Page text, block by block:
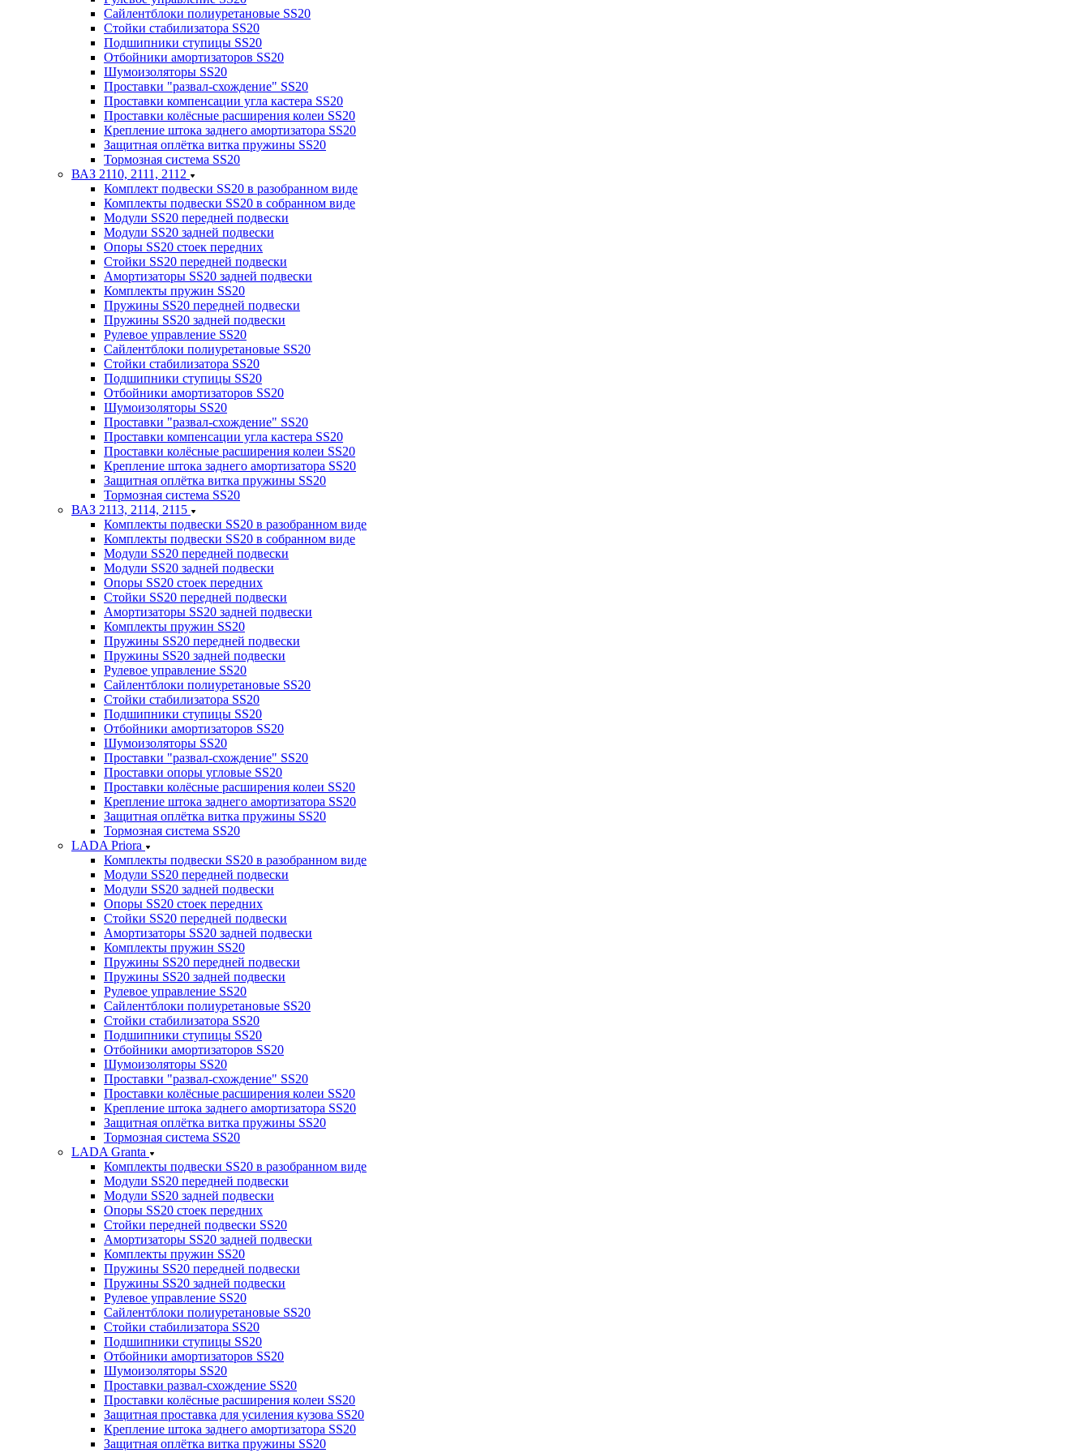
Сайлентблоки полиуретановые SS20
Стойки стабилизатора SS20
Подшипники ступицы SS20
Отбойники амортизаторов SS20
Шумоизоляторы SS20
Проставки "развал-схождение" SS20
Проставки компенсации угла кастера SS20
Проставки колёсные расширения колеи SS20
Крепление штока заднего амортизатора SS20
Защитная оплётка витка пружины SS20
Тормозная система SS20
ВАЗ 2110, 2111, 2112
Комплект подвески SS20 в разобранном виде
Комплекты подвески SS20 в собранном виде
Модули SS20 передней подвески
Модули SS20 задней подвески
Опоры SS20 стоек передних
Стойки SS20 передней подвески
Амортизаторы SS20 задней подвески
Комплекты пружин SS20
Пружины SS20 передней подвески
Пружины SS20 задней подвески
Рулевое управление SS20
Сайлентблоки полиуретановые SS20
Стойки стабилизатора SS20
Подшипники ступицы SS20
Отбойники амортизаторов SS20
Шумоизоляторы SS20
Проставки "развал-схождение" SS20
Проставки компенсации угла кастера SS20
Проставки колёсные расширения колеи SS20
Крепление штока заднего амортизатора SS20
Защитная оплётка витка пружины SS20
Тормозная система SS20
ВАЗ 2113, 2114, 2115
Комплекты подвески SS20 в разобранном виде
Комплекты подвески SS20 в собранном виде
Модули SS20 передней подвески
Модули SS20 задней подвески
Опоры SS20 стоек передних
Стойки SS20 передней подвески
Амортизаторы SS20 задней подвески
Комплекты пружин SS20
Пружины SS20 передней подвески
Пружины SS20 задней подвески
Рулевое управление SS20
Сайлентблоки полиуретановые SS20
Стойки стабилизатора SS20
Подшипники ступицы SS20
Отбойники амортизаторов SS20
Шумоизоляторы SS20
Проставки "развал-схождение" SS20
Проставки опоры угловые SS20
Проставки колёсные расширения колеи SS20
Крепление штока заднего амортизатора SS20
Защитная оплётка витка пружины SS20
Тормозная система SS20
LADA Priora
Комплекты подвески SS20 в разобранном виде
Модули SS20 передней подвески
Модули SS20 задней подвески
Опоры SS20 стоек передних
Стойки SS20 передней подвески
Амортизаторы SS20 задней подвески
Комплекты пружин SS20
Пружины SS20 передней подвески
Пружины SS20 задней подвески
Рулевое управление SS20
Сайлентблоки полиуретановые SS20
Стойки стабилизатора SS20
Подшипники ступицы SS20
Отбойники амортизаторов SS20
Шумоизоляторы SS20
Проставки "развал-схождение" SS20
Проставки колёсные расширения колеи SS20
Крепление штока заднего амортизатора SS20
Защитная оплётка витка пружины SS20
Тормозная система SS20
LADA Granta
Комплекты подвески SS20 в разобранном виде
Модули SS20 передней подвески
Модули SS20 задней подвески
Опоры SS20 стоек передних
Стойки передней подвески SS20
Амортизаторы SS20 задней подвески
Комплекты пружин SS20
Пружины SS20 передней подвески
Пружины SS20 задней подвески
Рулевое управление SS20
Сайлентблоки полиуретановые SS20
Стойки стабилизатора SS20
Подшипники ступицы SS20
Отбойники амортизаторов SS20
Шумоизоляторы SS20
Проставки развал-схождение SS20
Проставки колёсные расширения колеи SS20
Защитная проставка для усиления кузова SS20
Крепление штока заднего амортизатора SS20
Защитная оплётка витка пружины SS20